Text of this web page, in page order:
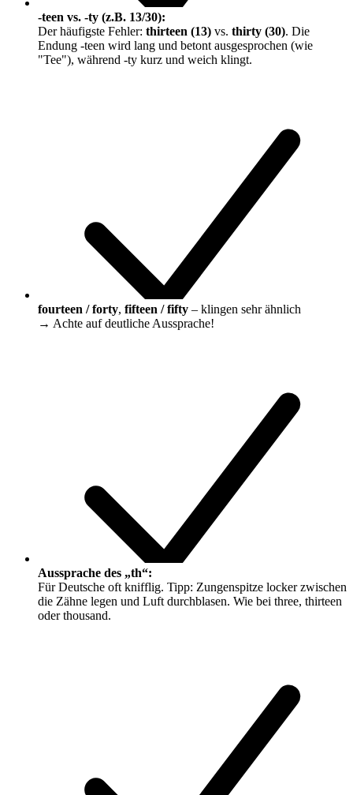
-teen vs. -ty (z.B. 13/30):
Der häufigste Fehler: thirteen (13) vs. thirty (30). Die
Endung -teen wird lang und betont ausgesprochen (wie
"Tee"), während -ty kurz und weich klingt.
fourteen / forty, fifteen / fifty – klingen sehr ähnlich
→ Achte auf deutliche Aussprache!
Aussprache des „th“:
Für Deutsche oft knifflig. Tipp: Zungenspitze locker zwischen
die Zähne legen und Luft durchblasen. Wie bei three, thirteen
oderthousand.